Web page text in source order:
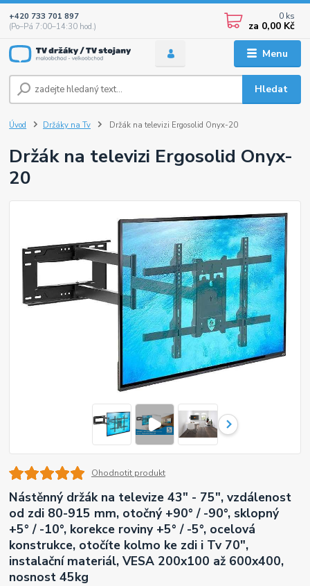
Menu
Hledat
+420 733 701 897
(Po–Pá 7:00–14:30 hod.)
0 ks
za 0,00 Kč
Úvod Držáky na Tv Držák na televizi Ergosolid Onyx-20
Držák na televizi Ergosolid Onyx-
20
Ohodnotit produkt
Nástěnný držák na televize 43" - 75", vzdálenost
od zdi 80-915 mm, otočný +90° / -90°, sklopný
+5° / -10°, korekce roviny +5° / -5°, ocelová
konstrukce, otočíte kolmo ke zdi i Tv 70",
instalační materiál, VESA 200x100 až 600x400,
nosnost 45kg